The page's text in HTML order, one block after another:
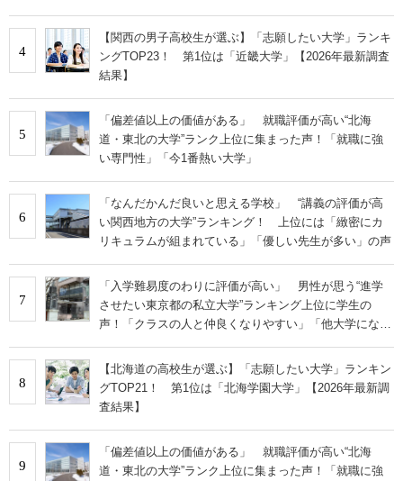
4
【関西の男子高校生が選ぶ】「志願したい大学」ランキ
ングTOP23！ 第1位は「近畿大学」【2026年最新調査
結果】
5
「偏差値以上の価値がある」 就職評価が高い“北海
道・東北の大学”ランク上位に集まった声！「就職に強
い専門性」「今1番熱い大学」
6
「なんだかんだ良いと思える学校」 “講義の評価が高
い関西地方の大学”ランキング！ 上位には「緻密にカ
リキュラムが組まれている」「優しい先生が多い」の声
7
「入学難易度のわりに評価が高い」 男性が思う“進学
させたい東京都の私立大学”ランキング上位に学生の
声！「クラスの人と仲良くなりやすい」「他大学にない
8
【北海道の高校生が選ぶ】「志願したい大学」ランキン
グTOP21！ 第1位は「北海学園大学」【2026年最新調
査結果】
9
「偏差値以上の価値がある」 就職評価が高い“北海
道・東北の大学”ランク上位に集まった声！「就職に強